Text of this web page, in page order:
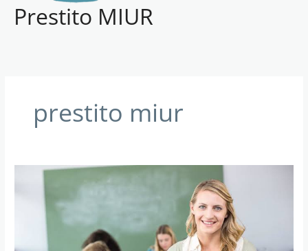
Prestito MIUR
prestito miur